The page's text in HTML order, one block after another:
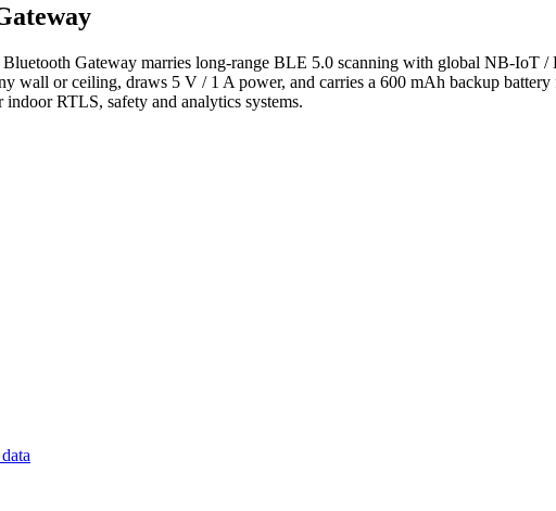
Gateway marries long-range BLE 5.0 scanning with global NB-IoT /
wall or ceiling, draws 5 V / 1 A power, and carries a 600 mAh backup
RTLS, safety and analytics systems.